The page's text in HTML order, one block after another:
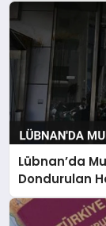
Lübnan’da
Dondurulan